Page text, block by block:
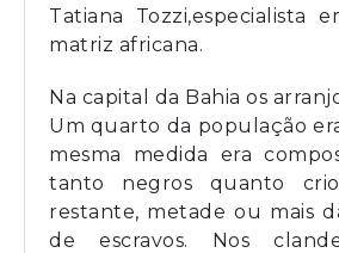
Tatiana Tozzi,especialista
matriz africana.
Na capital da Bahia os
Um quarto da população
mesma medida era
tanto negros quanto
restante, metade ou mais
de escravos. Nos